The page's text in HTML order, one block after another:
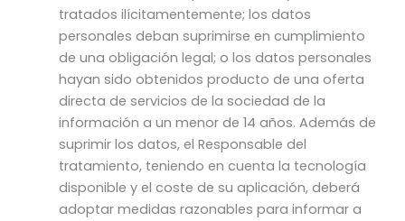
tratados ilícitamentemente; los datos
personales deban suprimirse en cumplimiento
de una obligación legal; o los datos personales
hayan sido obtenidos producto de una oferta
directa de servicios de la sociedad de la
información a un menor de 14 años. Además de
suprimir los datos, el Responsable del
tratamiento, teniendo en cuenta la tecnología
disponible y el coste de su aplicación, deberá
adoptar medidas razonables para informar a